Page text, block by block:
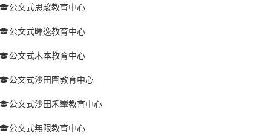
公文式思駿教育中心
公文式暉逸教育中心
公文式木本教育中心
公文式沙田圍教育中心
公文式沙田禾輋教育中心
公文式無限教育中心